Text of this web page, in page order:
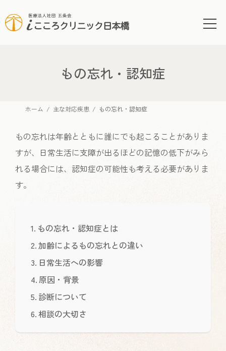
ン
テ
ビ
ゲ
もの忘れ・認知症
ホーム 主な対応疾患 もの忘れ・認知症
もの忘れは年齢とともに誰にでも起こることがありま
すが、日常生活に支障が出るほどの記憶の低下がみら
れる場合には、認知症の可能性も考える必要がありま
す。
もの忘れ・認知症とは
加齢によるもの忘れとの違い
日常生活への影響
原因・背景
診断について
相談の大切さ